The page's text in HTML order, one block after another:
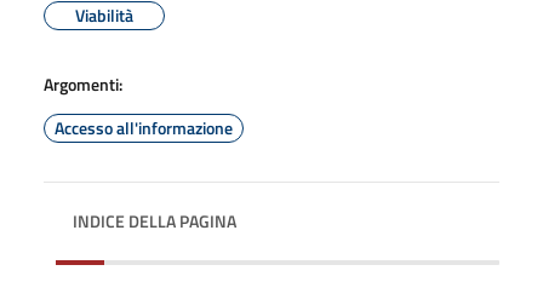
Viabilità
Argomenti:
Accesso all'informazione
INDICE DELLA PAGINA